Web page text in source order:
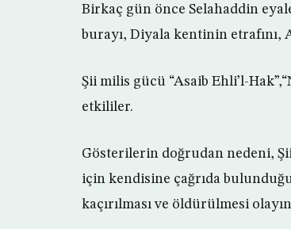
Birkaç gün önce Selahaddin
burayı, Diyala kentinin
Şii milis gücü “Asaib Ehli’l-
etkililer.
Gösterilerin doğrudan nedeni, Şii
için kendisine çağrıda
kaçırılması ve öldürülmesi